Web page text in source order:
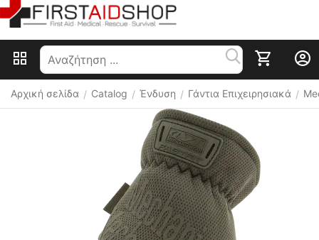
Αρχική σελίδα / Catalog / Ένδυση / Γάντια Επιχειρησιακά /